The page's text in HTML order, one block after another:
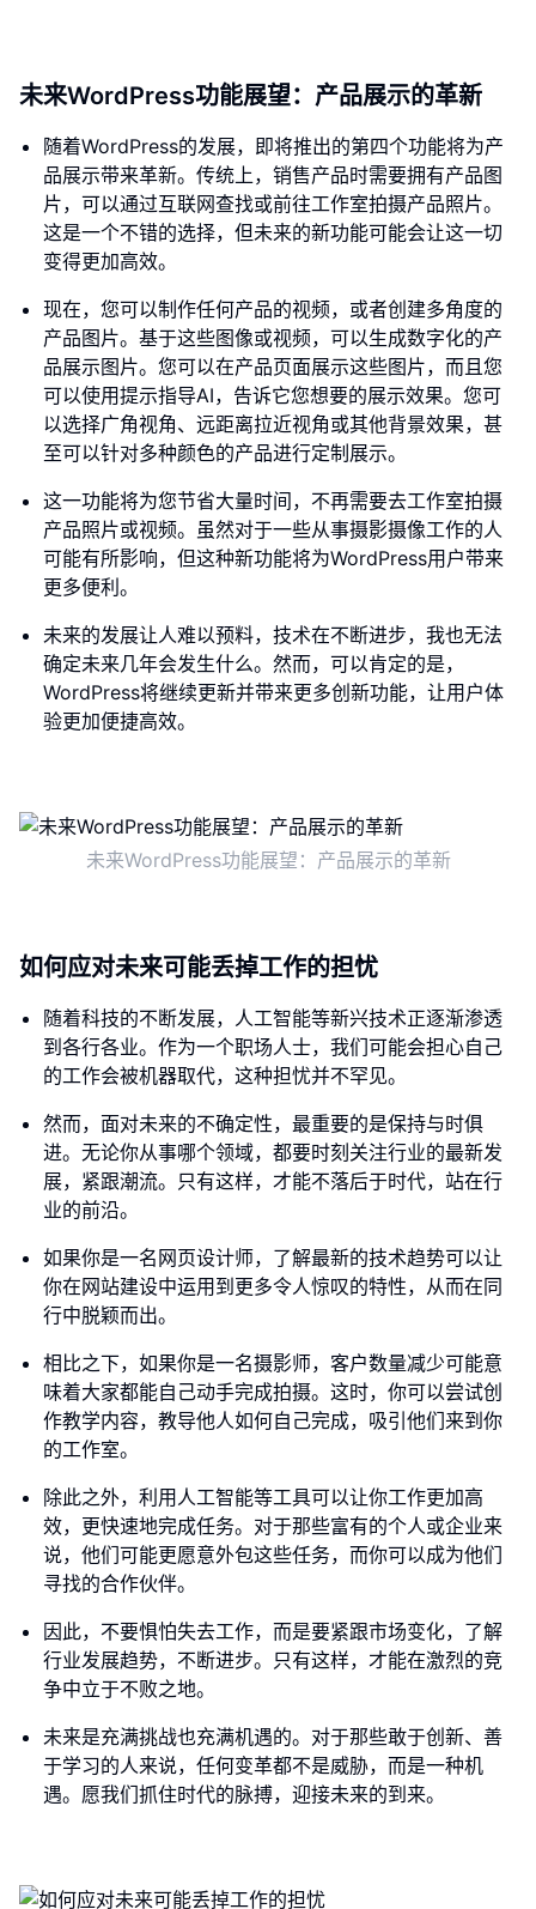
未来WordPress功能展望：产品展示的革新
随着WordPress的发展，即将推出的第四个功能将为产
品展示带来革新。传统上，销售产品时需要拥有产品图
片，可以通过互联网查找或前往工作室拍摄产品照片。
这是一个不错的选择，但未来的新功能可能会让这一切
变得更加高效。
现在，您可以制作任何产品的视频，或者创建多角度的
产品图片。基于这些图像或视频，可以生成数字化的产
品展示图片。您可以在产品页面展示这些图片，而且您
可以使用提示指导AI，告诉它您想要的展示效果。您可
以选择广角视角、远距离拉近视角或其他背景效果，甚
至可以针对多种颜色的产品进行定制展示。
这一功能将为您节省大量时间，不再需要去工作室拍摄
产品照片或视频。虽然对于一些从事摄影摄像工作的人
可能有所影响，但这种新功能将为WordPress用户带来
更多便利。
未来的发展让人难以预料，技术在不断进步，我也无法
确定未来几年会发生什么。然而，可以肯定的是，
WordPress将继续更新并带来更多创新功能，让用户体
验更加便捷高效。
未来WordPress功能展望：产品展示的革新
如何应对未来可能丢掉工作的担忧
随着科技的不断发展，人工智能等新兴技术正逐渐渗透
到各行各业。作为一个职场人士，我们可能会担心自己
的工作会被机器取代，这种担忧并不罕见。
然而，面对未来的不确定性，最重要的是保持与时俱
进。无论你从事哪个领域，都要时刻关注行业的最新发
展，紧跟潮流。只有这样，才能不落后于时代，站在行
业的前沿。
如果你是一名网页设计师，了解最新的技术趋势可以让
你在网站建设中运用到更多令人惊叹的特性，从而在同
行中脱颖而出。
相比之下，如果你是一名摄影师，客户数量减少可能意
味着大家都能自己动手完成拍摄。这时，你可以尝试创
作教学内容，教导他人如何自己完成，吸引他们来到你
的工作室。
除此之外，利用人工智能等工具可以让你工作更加高
效，更快速地完成任务。对于那些富有的个人或企业来
说，他们可能更愿意外包这些任务，而你可以成为他们
寻找的合作伙伴。
因此，不要惧怕失去工作，而是要紧跟市场变化，了解
行业发展趋势，不断进步。只有这样，才能在激烈的竞
争中立于不败之地。
未来是充满挑战也充满机遇的。对于那些敢于创新、善
于学习的人来说，任何变革都不是威胁，而是一种机
遇。愿我们抓住时代的脉搏，迎接未来的到来。